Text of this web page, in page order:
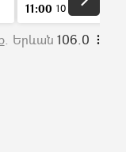
11:00 10 ր
Երևան 106.0